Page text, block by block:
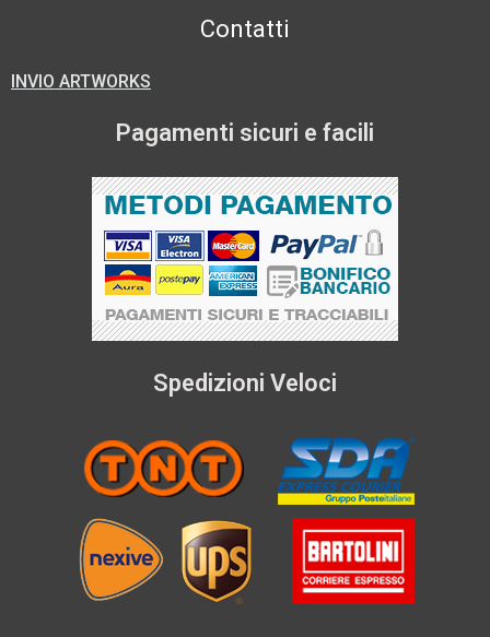
Contatti
INVIO ARTWORKS
Pagamenti sicuri e facili
Spedizioni Veloci